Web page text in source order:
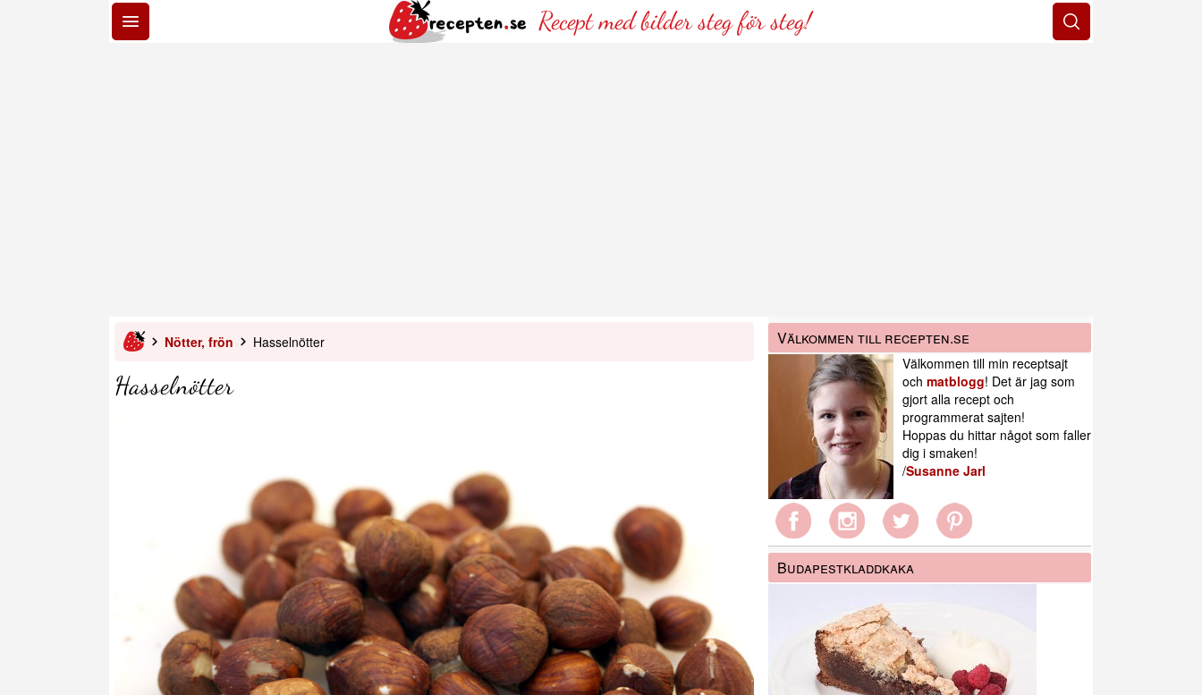
Recept med bilder steg för steg!
Nötter, frön Hasselnötter
Hasselnötter
Välkommen till recepten.se
Välkommen till min receptsajt
och matblogg! Det är jag som
gjort alla recept och
programmerat sajten!
Hoppas du hittar något som faller
dig i smaken!
/Susanne Jarl
Budapestkladdkaka